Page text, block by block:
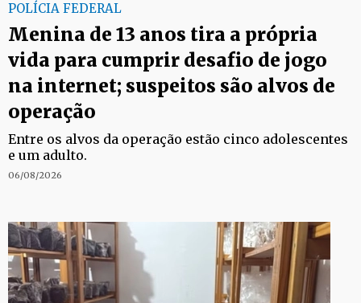
POLÍCIA FEDERAL
Menina de 13 anos tira a própria
vida para cumprir desafio de jogo
na internet; suspeitos são alvos de
operação
Entre os alvos da operação estão cinco adolescentes
e um adulto.
06/08/2026